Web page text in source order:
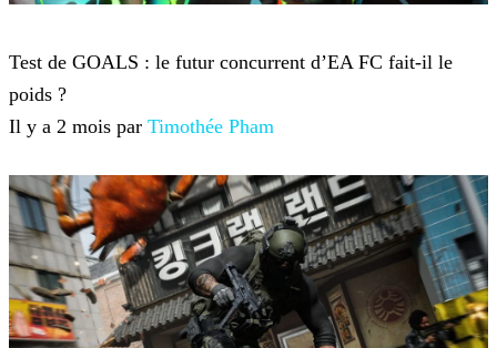
Test de GOALS : le futur concurrent d’EA FC fait-il le
poids ?
Il y a 2 mois par Timothée Pham